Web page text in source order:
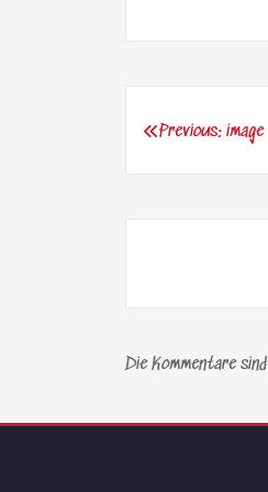
Previous: image
Die Kommentare